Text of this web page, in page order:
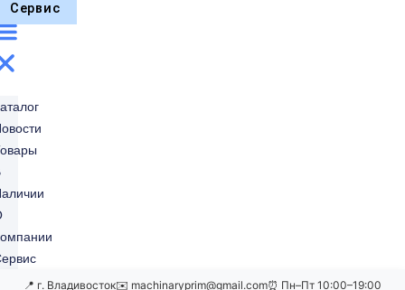
Сервис
📍 г. Владивосток✉️ machinaryprim@gmail.com⏰ Пн–Пт 10:00–19:00